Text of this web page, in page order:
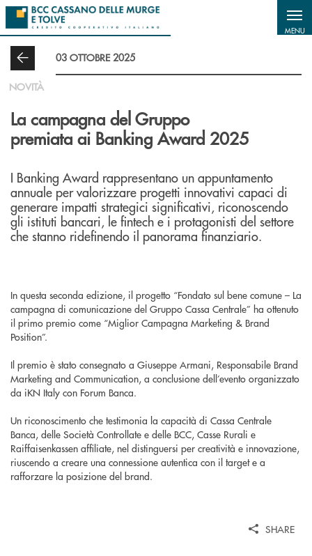
Salta al contenuto principale
MENU
03 OTTOBRE 2025
NOVITÀ
La campagna del Gruppo
premiata ai Banking Award 2025
I Banking Award rappresentano un appuntamento
annuale per valorizzare progetti innovativi capaci di
generare impatti strategici significativi, riconoscendo
gli istituti bancari, le fintech e i protagonisti del settore
che stanno ridefinendo il panorama finanziario.
In questa seconda edizione, il progetto “Fondato sul bene comune – La
campagna di comunicazione del Gruppo Cassa Centrale” ha ottenuto
il primo premio come “Miglior Campagna Marketing & Brand
Position”.
Il premio è stato consegnato a Giuseppe Armani, Responsabile Brand
Marketing and Communication, a conclusione dell’evento organizzato
da iKN Italy con Forum Banca.
Un riconoscimento che testimonia la capacità di Cassa Centrale
Banca, delle Società Controllate e delle BCC, Casse Rurali e
Raiffaisenkassen affiliate, nel distinguersi per creatività e innovazione,
riuscendo a creare una connessione autentica con il target e a
rafforzare la posizione del brand.
SHARE